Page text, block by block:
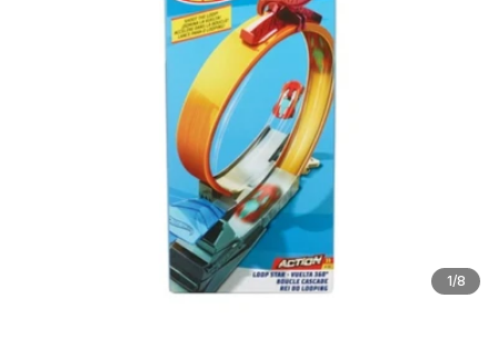
Cari sofa bed
Cari rak piring
1/8